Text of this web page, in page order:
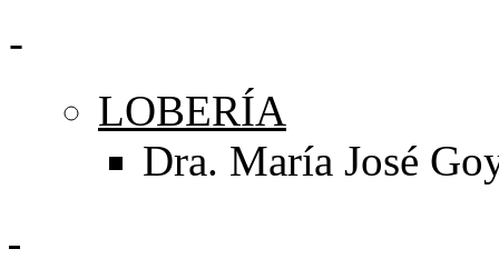
-
LOBERÍA
Dra. María José